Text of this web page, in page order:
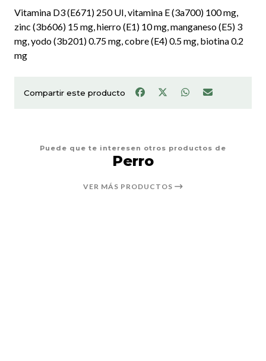
Vitamina D3 (E671) 250 UI, vitamina E (3a700) 100 mg,
zinc (3b606) 15 mg, hierro (E1) 10 mg, manganeso (E5) 3
mg, yodo (3b201) 0.75 mg, cobre (E4) 0.5 mg, biotina 0.2
mg
Compartir este producto
Puede que te interesen otros productos de
Perro
VER MÁS PRODUCTOS